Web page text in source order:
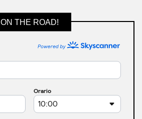
ON THE ROAD!